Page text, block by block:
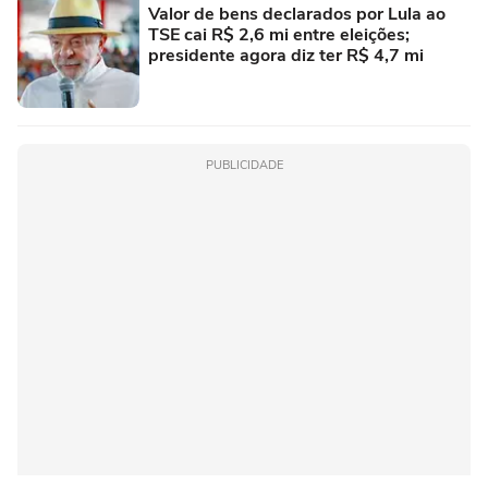
Valor de bens declarados por Lula ao
TSE cai R$ 2,6 mi entre eleições;
presidente agora diz ter R$ 4,7 mi
PUBLICIDADE